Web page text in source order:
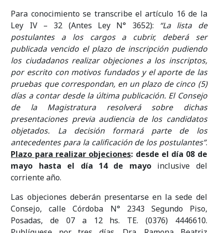
Para conocimiento se transcribe el artículo 16 de la
Ley IV – 32 (Antes Ley N° 3652): “La lista de
postulantes a los cargos a cubrir, deberá ser
publicada vencido el plazo de inscripción pudiendo
los ciudadanos realizar objeciones a los inscriptos,
por escrito con motivos fundados y el aporte de las
pruebas que correspondan, en un plazo de cinco (5)
días a contar desde la última publicación. El Consejo
de la Magistratura resolverá sobre dichas
presentaciones previa audiencia de los candidatos
objetados. La decisión formará parte de los
antecedentes para la calificación de los postulantes”.
Plazo para realizar objeciones: desde el día 08 de
mayo hasta el día 14 de mayo inclusive del
corriente año.
Las objeciones deberán presentarse en la sede del
Consejo, calle Córdoba N° 2343 Segundo Piso,
Posadas, de 07 a 12 hs. TE. (0376) 4446610.